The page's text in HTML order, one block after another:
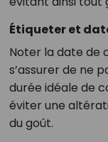
Étiqueter et
Noter la date de
s’assurer de ne
durée idéale de
éviter une
du goût.